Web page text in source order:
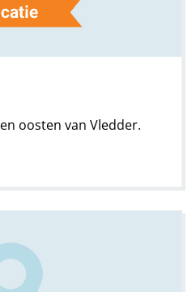
oosten van Vledder.